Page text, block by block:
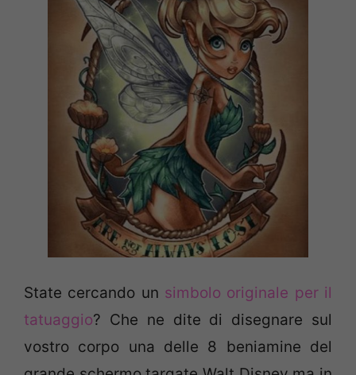
State cercando un simbolo originale per il
tatuaggio? Che ne dite di disegnare sul
vostro corpo una delle 8 beniamine del